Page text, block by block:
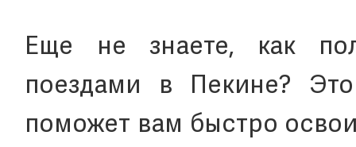
Еще не знаете, как
поездами в Пекине?
поможет вам быстро